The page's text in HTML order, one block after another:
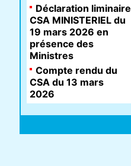
Déclaration liminaire
CSA MINISTERIEL du
19 mars 2026 en
présence des
Ministres
Compte rendu du
CSA du 13 mars
2026